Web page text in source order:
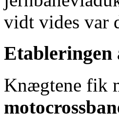
vidt vides var
Etableringen
Knægtene fik